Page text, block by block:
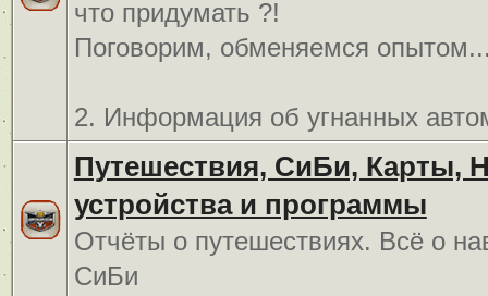
что придумать ?!
Поговорим, обменяемся
2. Информация об угнанных
Путешествия, СиБи, Карты,
устройства и программы
Отчёты о путешествиях. Всё о
СиБи